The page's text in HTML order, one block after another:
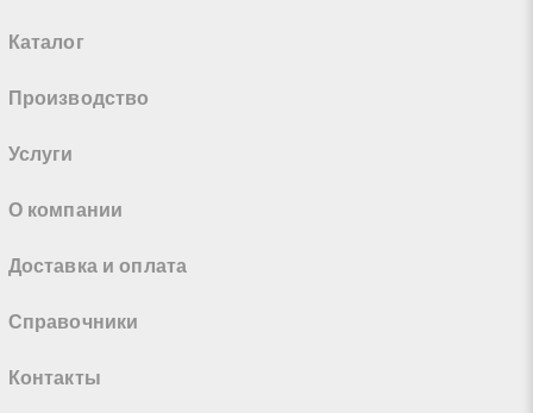
Каталог
Производство
Услуги
О компании
Доставка и оплата
Справочники
Контакты